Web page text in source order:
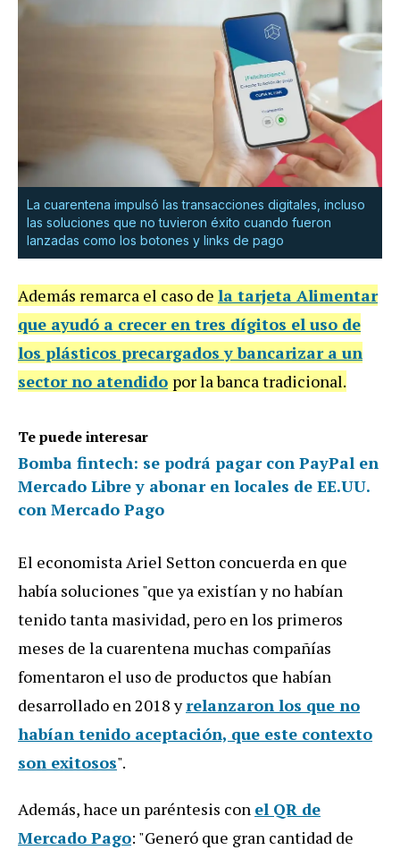
La cuarentena impulsó las transacciones digitales, incluso
las soluciones que no tuvieron éxito cuando fueron
lanzadas como los botones y links de pago
Además remarca el caso de la tarjeta Alimentar
que ayudó a crecer en tres dígitos el uso de
los plásticos precargados y bancarizar a un
sector no atendido por la banca tradicional.
Te puede interesar
Bomba fintech: se podrá pagar con PayPal en
Mercado Libre y abonar en locales de EE.UU.
con Mercado Pago
El economista Ariel Setton concuerda en que
había soluciones "que ya existían y no habían
tenido tanta masividad, pero en los primeros
meses de la cuarentena muchas compañías
fomentaron el uso de productos que habían
desarrollado en 2018 yrelanzaron los que no
habían tenido aceptación, que este contexto
son exitosos".
Además, hace un paréntesis con el QR de
Mercado Pago: "Generó que gran cantidad de